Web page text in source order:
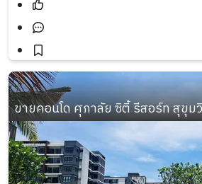
ขายคอนโด ศุภาลัย ซิตี้ รีสอร์ท สุขุม